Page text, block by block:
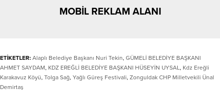
MOBİL REKLAM ALANI
ETİKETLER: Alaplı Belediye Başkanı Nuri Tekin, GÜMELİ BELEDİYE BAŞKANI
AHMET SAYDAM, KDZ EREĞLİ BELEDİYE BAŞKANI HÜSEYİN UYSAL , Kdz Ereğli
Karakavuz Köyü, Tolga Sağ, Yağlı Güreş Festivali, Zonguldak CHP Milletvekili Ünal
Demirtaş